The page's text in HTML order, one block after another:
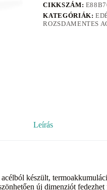
CIKKSZÁM:
KATEGÓRIÁK:
ROZSDAMENTES
Leírás
készült,
új dimenziót